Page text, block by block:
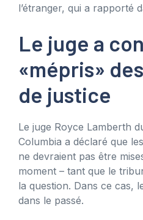
l’étranger, qui a rapporté
Le juge a
«mépris»
de justice
Le juge Royce Lamberth
Columbia a déclaré que
ne devraient pas être
moment – tant que le
la question. Dans ce cas,
dans le passé.